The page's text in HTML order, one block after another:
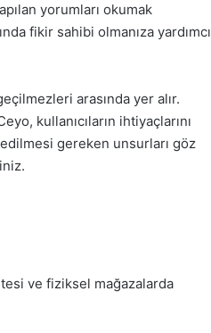
yorumları okumak
fikir sahibi olmanıza yardımcı
arasında yer alır.
kullanıcıların ihtiyaçlarını
gereken unsurları göz
ve fiziksel mağazalarda